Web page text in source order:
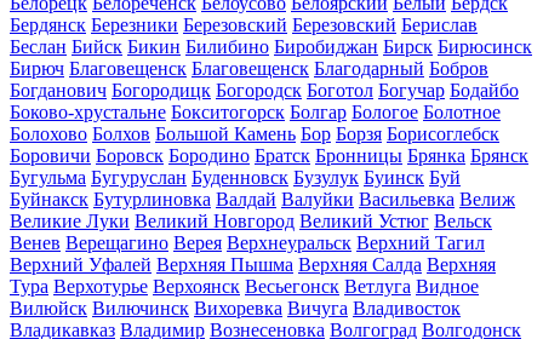
Бердянск Березники Березовский Березовский Берислав
Беслан Бийск Бикин Билибино Биробиджан Бирск Бирюсинск
Бирюч Благовещенск Благовещенск Благодарный Бобров
Богданович Богородицк Богородск Боготол Богучар Бодайбо
Боково-хрустальне Бокситогорск Болгар Бологое Болотное
Болохово Болхов Большой Камень Бор Борзя Борисоглебск
Боровичи Боровск Бородино Братск Бронницы Брянка Брянск
Бугульма Бугуруслан Буденновск Бузулук Буинск Буй
Буйнакск Бутурлиновка Валдай Валуйки Васильевка Велиж
Великие Луки Великий Новгород Великий Устюг Вельск
Венев Верещагино Верея Верхнеуральск Верхний Тагил
Верхний Уфалей Верхняя Пышма Верхняя Салда Верхняя
Тура Верхотурье Верхоянск Весьегонск Ветлуга Видное
Вилюйск Вилючинск Вихоревка Вичуга Владивосток
Владикавказ Владимир Вознесеновка Волгоград Волгодонск